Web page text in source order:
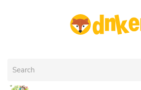
Skip to main content